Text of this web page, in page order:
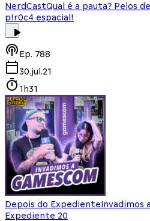
NerdCastQual é a pauta? Pelos
p!r0c4 espacial!
Ep. 788
30.jul.21
1h31
Depois do ExpedienteInvadimos
Expediente 20